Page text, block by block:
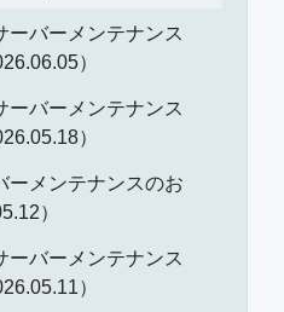
ーバーメンテナンス
）
ーバーメンテナンス
）
ーメンテナンスのお
）
ーバーメンテナンス
）